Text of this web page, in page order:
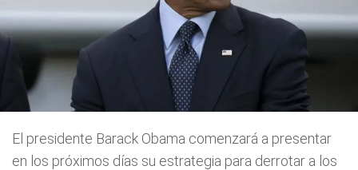
El presidente Barack Obama comenzará a presentar
en los próximos días su estrategia para derrotar a los